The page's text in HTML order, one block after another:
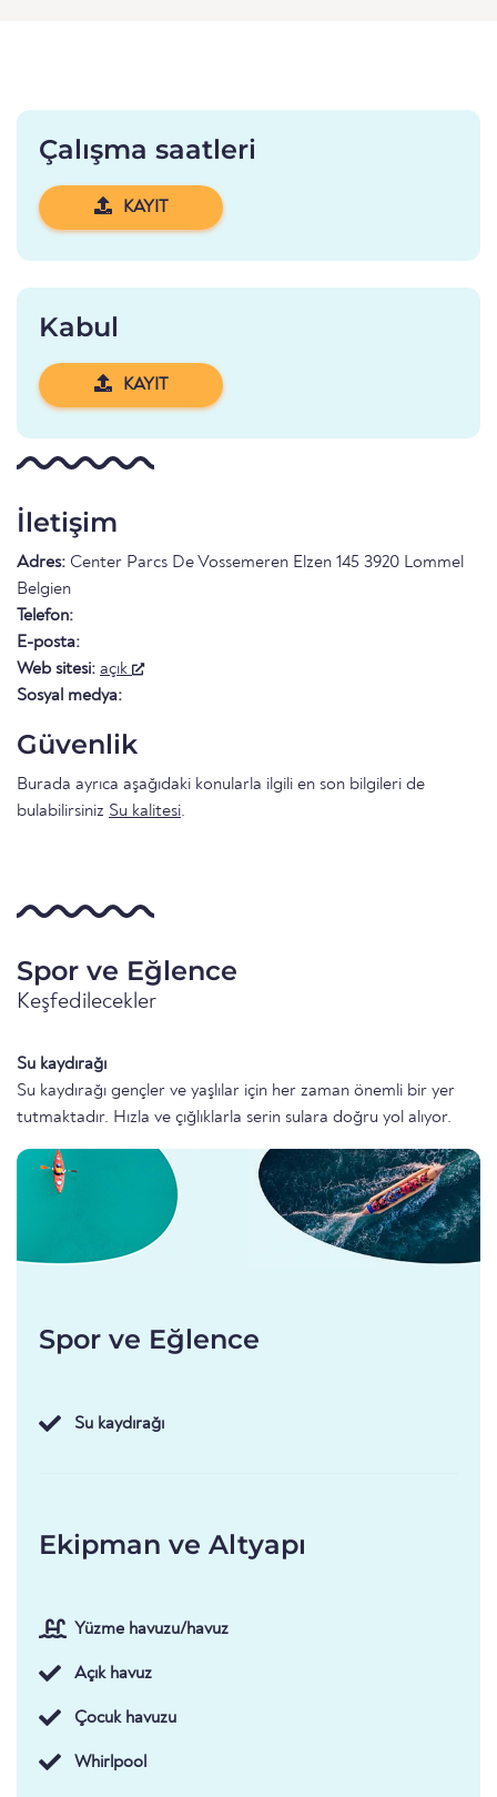
Çalışma saatleri
KAYIT
Kabul
KAYIT
İletişim
Adres: Center Parcs De Vossemeren Elzen 145 3920 Lommel
Belgien
Telefon:
E-posta:
Web sitesi: açık
Sosyal medya:
Güvenlik
Burada ayrıca aşağıdaki konularla ilgili en son bilgileri de
bulabilirsiniz Su kalitesi.
Spor ve Eğlence
Keşfedilecekler
Su kaydırağı
Su kaydırağı gençler ve yaşlılar için her zaman önemli bir yer
tutmaktadır. Hızla ve çığlıklarla serin sulara doğru yol alıyor.
Spor ve Eğlence
Su kaydırağı
Ekipman ve Altyapı
Yüzme havuzu/havuz
Açık havuz
Çocuk havuzu
Whirlpool